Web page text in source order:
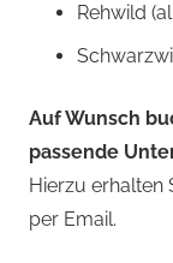
Rehwild
Auf Wunsch
passende
Hierzu erhalten
per Email.